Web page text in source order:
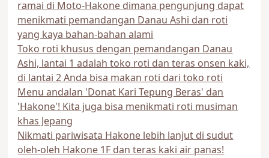
ramai di Moto-Hakone dimana pengunjung dapat
menikmati pemandangan Danau Ashi dan roti
yang kaya bahan-bahan alami
Toko roti khusus dengan pemandangan Danau
Ashi, lantai 1 adalah toko roti dan teras onsen kaki,
di lantai 2 Anda bisa makan roti dari toko roti
Menu andalan 'Donat Kari Tepung Beras' dan
'Hakone'! Kita juga bisa menikmati roti musiman
khas Jepang
Nikmati pariwisata Hakone lebih lanjut di sudut
oleh-oleh Hakone 1F dan teras kaki air panas!